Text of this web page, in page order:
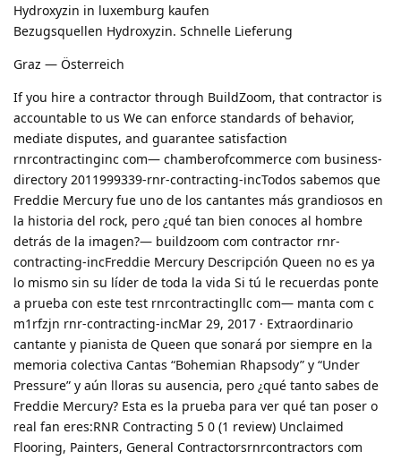
Hydroxyzin in luxemburg kaufen
Bezugsquellen Hydroxyzin. Schnelle Lieferung
Graz — Österreich
If you hire a contractor through BuildZoom, that contractor is
accountable to us We can enforce standards of behavior,
mediate disputes, and guarantee satisfaction
rnrcontractinginc com— chamberofcommerce com business-
directory 2011999339-rnr-contracting-incTodos sabemos que
Freddie Mercury fue uno de los cantantes más grandiosos en
la historia del rock, pero ¿qué tan bien conoces al hombre
detrás de la imagen?— buildzoom com contractor rnr-
contracting-incFreddie Mercury Descripción Queen no es ya
lo mismo sin su líder de toda la vida Si tú le recuerdas ponte
a prueba con este test rnrcontractingllc com— manta com c
m1rfzjn rnr-contracting-incMar 29, 2017 · Extraordinario
cantante y pianista de Queen que sonará por siempre en la
memoria colectiva Cantas “Bohemian Rhapsody” y “Under
Pressure” y aún lloras su ausencia, pero ¿qué tanto sabes de
Freddie Mercury? Esta es la prueba para ver qué tan poser o
real fan eres:RNR Contracting 5 0 (1 review) Unclaimed
Flooring, Painters, General Contractorsrnrcontractors com